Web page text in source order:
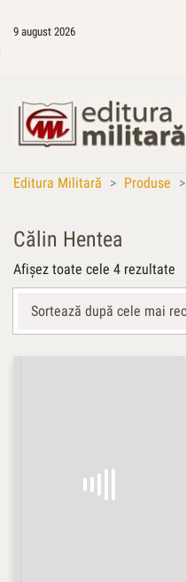
9 august 2026
Editura Militară > Produse >
Călin Hentea
Afișez toate cele 4 rezultate
Sortează după cele mai